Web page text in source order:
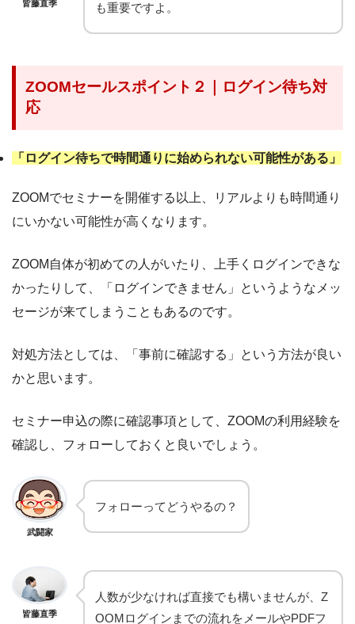
皆藤直季 も重要ですよ。
ZOOMセールスポイント２｜ログイン待ち対
応
「ログイン待ちで時間通りに始められない可能性がある」
ZOOMでセミナーを開催する以上、リアルよりも時間通り
にいかない可能性が高くなります。
ZOOM自体が初めての人がいたり、上手くログインできな
かったりして、「ログインできません」というようなメッ
セージが来てしまうこともあるのです。
対処方法としては、「事前に確認する」という方法が良い
かと思います。
セミナー申込の際に確認事項として、ZOOMの利用経験を
確認し、フォローしておくと良いでしょう。
武闘家
フォローってどうやるの？
皆藤直季
人数が少なければ直接でも構いませんが、Z
OOMログインまでの流れをメールやPDFフ